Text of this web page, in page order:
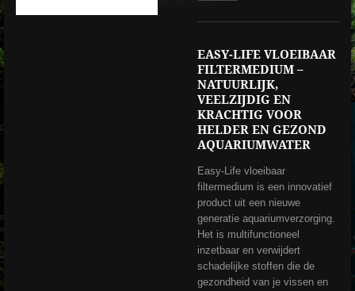
EASY-LIFE VLOEIBAAR
FILTERMEDIUM –
NATUURLIJK,
VEELZIJDIG EN
KRACHTIG VOOR
HELDER EN GEZOND
AQUARIUMWATER
Easy-Life vloeibaar
filtermedium is een innovatief
product uit een nieuwe
generatie aquariumverzorging.
Het is multifunctioneel
inzetbaar en verwijdert
schadelijke stoffen die de
gezondheid van je vissen en